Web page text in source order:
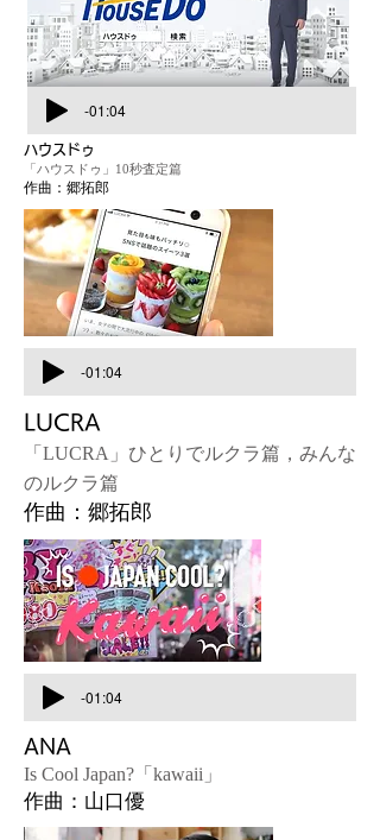
-01:04
ハウスドゥ
「ハウスドゥ」10秒査定篇
作曲：郷拓郎
-01:04
LUCRA
「LUCRA」ひとりでルクラ篇，みんな
のルクラ篇
作曲：郷拓郎
-01:04
ANA
Is Cool Japan?「kawaii」
作曲：山口優